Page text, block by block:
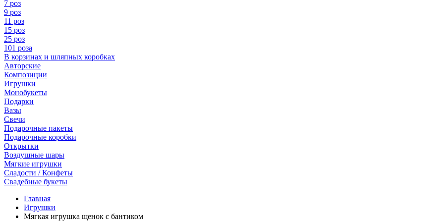
7 роз
9 роз
11 роз
15 роз
25 роз
101 роза
В корзинах и шляпных коробках
Авторские
Композиции
Игрушки
Монобукеты
Подарки
Вазы
Свечи
Подарочные пакеты
Подарочные коробки
Открытки
Воздушные шары
Мягкие игрушки
Сладости / Конфеты
Свадебные букеты
Главная
Игрушки
Мягкая игрушка щенок с бантиком